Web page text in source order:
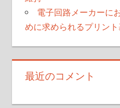
電子回路メーカーに
めに求められるプリン
最近のコメント